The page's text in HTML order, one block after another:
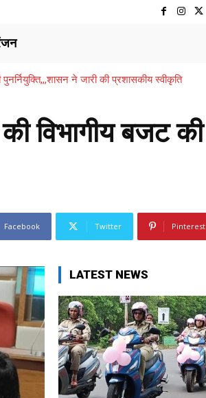
ने जारी की प्रशासकीय स्वीकृति
विभागीय बजट की
Facebook Twitter Pinterest
LATEST NEWS